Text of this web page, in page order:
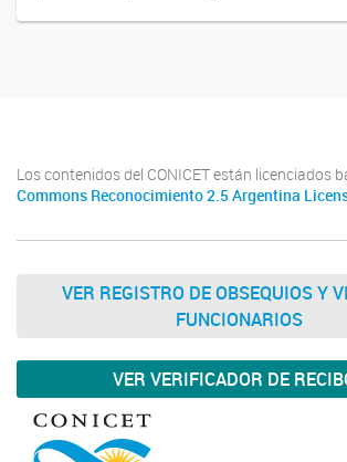
Los contenidos del CONICET están licenciados
Commons Reconocimiento 2.5 Argentina
VER REGISTRO DE OBSEQUIOS Y
FUNCIONARIOS
VER VERIFICADOR DE